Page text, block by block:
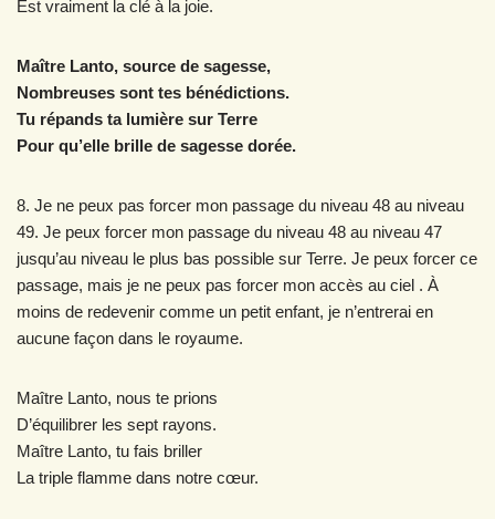
Est vraiment la clé à la joie.
Maître Lanto, source de sagesse,
Nombreuses sont tes bénédictions.
Tu répands ta lumière sur Terre
Pour qu’elle brille de sagesse dorée.
8. Je ne peux pas forcer mon passage du niveau 48 au niveau
49. Je peux forcer mon passage du niveau 48 au niveau 47
jusqu’au niveau le plus bas possible sur Terre. Je peux forcer ce
passage, mais je ne peux pas forcer mon accès au ciel . À
moins de redevenir comme un petit enfant, je n’entrerai en
aucune façon dans le royaume.
Maître Lanto, nous te prions
D’équilibrer les sept rayons.
Maître Lanto, tu fais briller
La triple flamme dans notre cœur.